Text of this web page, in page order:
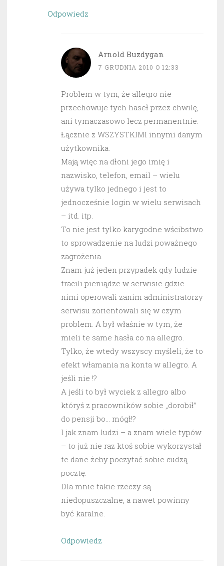
Odpowiedz
Arnold Buzdygan
7 GRUDNIA 2010 O 12:33
Problem w tym, że allegro nie
przechowuje tych haseł przez chwilę,
ani tymaczasowo lecz permanentnie.
Łącznie z WSZYSTKIMI innymi danym
użytkownika.
Mają więc na dłoni jego imię i
nazwisko, telefon, email – wielu
używa tylko jednego i jest to
jednocześnie login w wielu serwisach
– itd. itp.
To nie jest tylko karygodne wścibstwo
to sprowadzenie na ludzi poważnego
zagrożenia.
Znam już jeden przypadek gdy ludzie
tracili pieniądze w serwisie gdzie
nimi operowali zanim administratorzy
serwisu zorientowali się w czym
problem. A był właśnie w tym, że
mieli te same hasła co na allegro.
Tylko, że wtedy wszyscy myśleli, że to
efekt włamania na konta w allegro. A
jeśli nie !?
A jeśli to był wyciek z allegro albo
któryś z pracowników sobie „dorobił”
do pensji bo… mógł!?
I jak znam ludzi – a znam wiele typów
– to już nie raz ktoś sobie wykorzystał
te dane żeby poczytać sobie cudzą
pocztę.
Dla mnie takie rzeczy są
niedopuszczalne, a nawet powinny
być karalne.
Odpowiedz